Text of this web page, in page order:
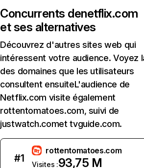
Concurrents denetflix.com
et ses alternatives
Découvrez d'autres sites web qui
intéressent votre audience. Voyez
des domaines que les utilisateurs
consultent ensuiteL'audience de
Netflix.com visite également
rottentomatoes.com, suivi de
justwatch.comet tvguide.com.
#1
rottentomatoes.com
Visites :93,75 M